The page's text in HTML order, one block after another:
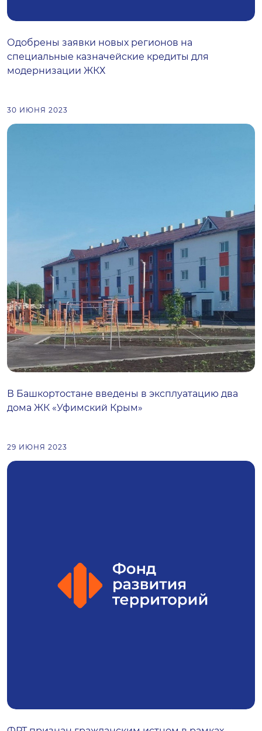
Одобрены заявки новых регионов на
специальные казначейские кредиты для
модернизации ЖКХ
30 ИЮНЯ 2023
В Башкортостане введены в эксплуатацию два
дома ЖК «Уфимский Крым»
29 ИЮНЯ 2023